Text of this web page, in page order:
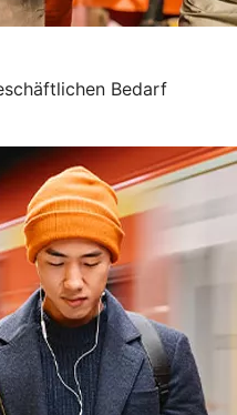
Bedarf